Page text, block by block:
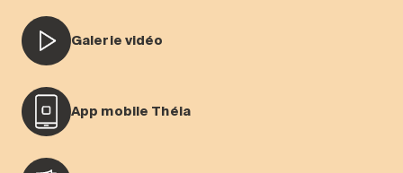
Galerie vidéo
App mobile Théia